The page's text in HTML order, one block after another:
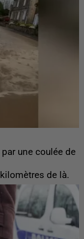
une coulée de
de là.